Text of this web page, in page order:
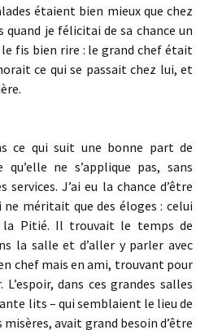
étaient bien mieux que chez
quand je félicitai de sa chance un
le fis bien rire : le grand chef était
ce qui se passait chez lui, et
ce qui suit une bonne part de
ne s’applique pas, sans
J’ai eu la chance d’être
ne méritait que des éloges : celui
la Pitié. Il trouvait le temps de
la salle et d’aller y parler avec
chef mais en ami, trouvant pour
dans ces grandes salles
lits – qui semblaient le lieu de
avait grand besoin d’être